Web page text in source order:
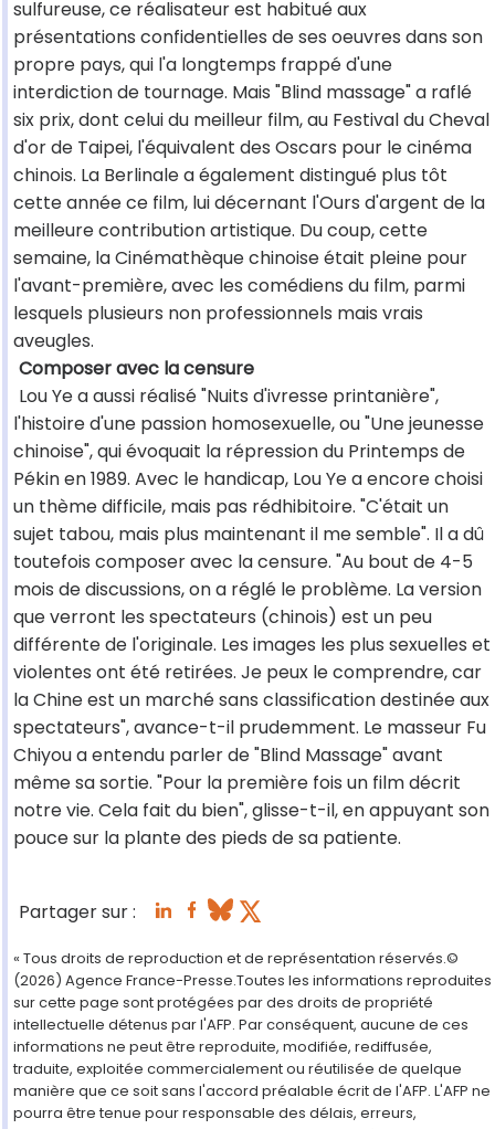
sulfureuse, ce réalisateur est habitué aux
présentations confidentielles de ses oeuvres dans son
propre pays, qui l'a longtemps frappé d'une
interdiction de tournage. Mais "Blind massage" a raflé
six prix, dont celui du meilleur film, au Festival du Cheval
d'or de Taipei, l'équivalent des Oscars pour le cinéma
chinois. La Berlinale a également distingué plus tôt
cette année ce film, lui décernant l'Ours d'argent de la
meilleure contribution artistique. Du coup, cette
semaine, la Cinémathèque chinoise était pleine pour
l'avant-première, avec les comédiens du film, parmi
lesquels plusieurs non professionnels mais vrais
aveugles.
Composer avec la censure
Lou Ye a aussi réalisé "Nuits d'ivresse printanière",
l'histoire d'une passion homosexuelle, ou "Une jeunesse
chinoise", qui évoquait la répression du Printemps de
Pékin en 1989. Avec le handicap, Lou Ye a encore choisi
un thème difficile, mais pas rédhibitoire. "C'était un
sujet tabou, mais plus maintenant il me semble". Il a dû
toutefois composer avec la censure. "Au bout de 4-5
mois de discussions, on a réglé le problème. La version
que verront les spectateurs (chinois) est un peu
différente de l'originale. Les images les plus sexuelles et
violentes ont été retirées. Je peux le comprendre, car
la Chine est un marché sans classification destinée aux
spectateurs", avance-t-il prudemment. Le masseur Fu
Chiyou a entendu parler de "Blind Massage" avant
même sa sortie. "Pour la première fois un film décrit
notre vie. Cela fait du bien", glisse-t-il, en appuyant son
pouce sur la plante des pieds de sa patiente.
Partager sur :
« Tous droits de reproduction et de représentation réservés.©
(2026) Agence France-Presse.Toutes les informations reproduites
sur cette page sont protégées par des droits de propriété
intellectuelle détenus par l'AFP. Par conséquent, aucune de ces
informations ne peut être reproduite, modifiée, rediffusée,
traduite, exploitée commercialement ou réutilisée de quelque
manière que ce soit sans l'accord préalable écrit de l'AFP. L'AFP ne
pourra être tenue pour responsable des délais, erreurs,